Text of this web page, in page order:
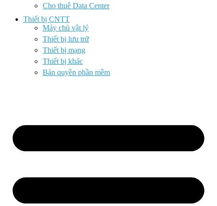
Cho thuê Data Center
Thiết bị CNTT
Máy chủ vật lý
Thiết bị lưu trữ
Thiết bị mạng
Thiết bị khác
Bản quyền phần mềm